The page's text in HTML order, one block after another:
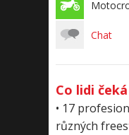
Chat
Co lidi
• 17
různých